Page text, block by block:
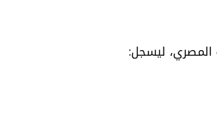
المصري، ليسجل: